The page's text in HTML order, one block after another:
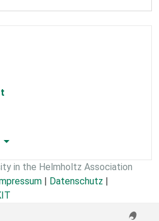
in the Helmholtz Association
| Datenschutz |